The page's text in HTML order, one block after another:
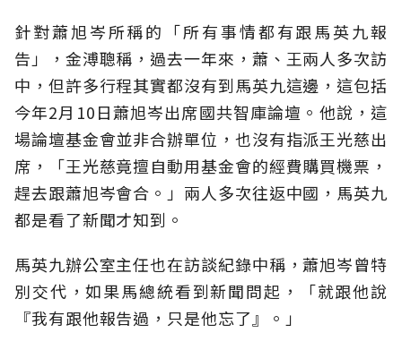
針對蕭旭岑所稱的「所有事情都有跟馬英九報
告」，金溥聰稱，過去一年來，蕭、王兩人多次訪
中，但許多行程其實都沒有到馬英九這邊，這包括
今年2月10日蕭旭岑出席國共智庫論壇。他說，這
場論壇基金會並非合辦單位，也沒有指派王光慈出
席，「王光慈竟擅自動用基金會的經費購買機票，
趕去跟蕭旭岑會合。」兩人多次往返中國，馬英九
都是看了新聞才知到。
馬英九辦公室主任也在訪談紀錄中稱，蕭旭岑曾特
別交代，如果馬總統看到新聞問起，「就跟他說
『我有跟他報告過，只是他忘了』。」